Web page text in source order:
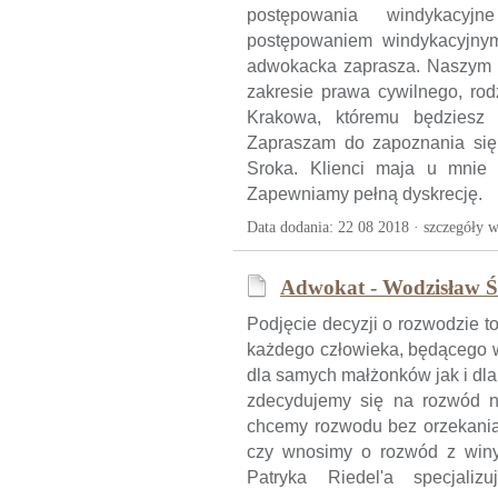
postępowania
postępowaniem
adwokacka zaprasza.
zakresie prawa cywilnego,
Krakowa, któremu
Zapraszam do zapoznania
Sroka. Klienci maja u mnie
Zapewniamy pełną dyskrecję.
Data dodania: 22 08 2018 · szczegóły
Adwokat - Wodzisław
Podjęcie decyzji o rozwodzie
każdego człowieka,
dla samych małżonków jak i
zdecydujemy się na rozwód
chcemy rozwodu bez
czy wnosimy o rozwód z
Patryka Riedel'a